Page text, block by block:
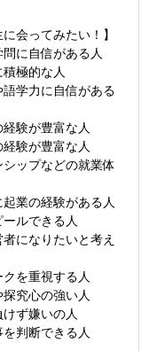
に会ってみたい！】
に自信がある人
極的な人
学力に自信がある
験が豊富な人
験が豊富な人
ップなどの就業体
業の経験がある人
ルできる人
になりたいと考え
を重視する人
究心の強い人
ず嫌いの人
判断できる人